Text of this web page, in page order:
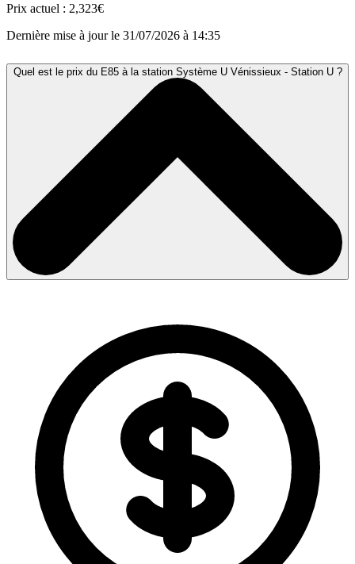
Prix actuel : 2,323€
Dernière mise à jour le 31/07/2026 à 14:35
Quel est le prix du E85 à la station Système U Vénissieux - Station U ?